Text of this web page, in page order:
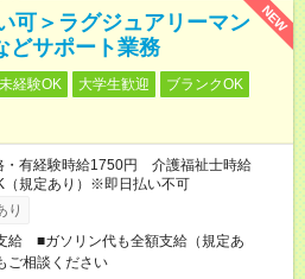
NEW
可＞ラグジュアリーマン
どサポート業務
経験OK 大学生歓迎
ブランクOK
有経験時給1750円 介護福祉士時給
規定あり）※即日払い不可
り
給 ■ガソリン代も全額支給（規定あ
相談ください